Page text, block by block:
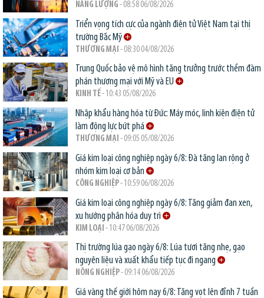
NĂNG LƯỢNG - 08:58 06/08/2026
Triển vọng tích cực của ngành điện tử Việt Nam tại thị
trường Bắc Mỹ
THƯƠNG MẠI - 08:30 04/08/2026
Trung Quốc bảo vệ mô hình tăng trưởng trước thềm đàm
phán thương mại với Mỹ và EU
KINH TẾ- 10:43 05/08/2026
Nhập khẩu hàng hóa từ Đức: Máy móc, linh kiện điện tử
làm động lực bứt phá
THƯƠNG MẠI - 09:05 05/08/2026
Giá kim loại công nghiệp ngày 6/8: Đà tăng lan rộng ở
nhóm kim loại cơ bản
CÔNG NGHIỆP- 10:59 06/08/2026
Giá kim loại công nghiệp ngày 6/8: Tăng giảm đan xen,
xu hướng phân hóa duy trì
KIM LOẠI - 10:47 06/08/2026
Thị trường lúa gạo ngày 6/8: Lúa tươi tăng nhẹ, gạo
nguyên liệu và xuất khẩu tiếp tục đi ngang
NÔNG NGHIỆP- 09:14 06/08/2026
Giá vàng thế giới hôm nay 6/8: Tăng vọt lên đỉnh 7 tuần